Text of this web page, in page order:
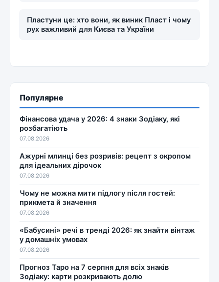
Пластуни це: хто вони, як виник Пласт і чому
рух важливий для Києва та України
Популярне
Фінансова удача у 2026: 4 знаки Зодіаку, які
розбагатіють
07.08.2026
Ажурні млинці без розривів: рецепт з окропом
для ідеальних дірочок
07.08.2026
Чому не можна мити підлогу після гостей:
прикмета й значення
07.08.2026
«Бабусині» речі в тренді 2026: як знайти вінтаж
у домашніх умовах
07.08.2026
Прогноз Таро на 7 серпня для всіх знаків
Зодіаку: карти розкривають долю